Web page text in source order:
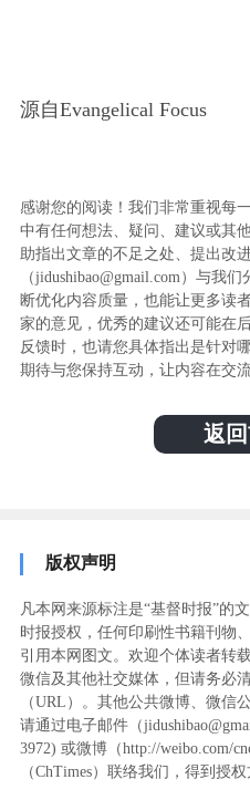
源自Evangelical Focus
感谢您的阅读！我们非常重视每
中有任何想法、疑问、建议或其
助指出文章的不足之处、提出改
（jidushibao@gmail.com）与我
断优化内容质量，也能让更多读
家的意见，优秀的建议还可能在
反馈时，也请您具体指出是针对
期待与您保持互动，让内容在交
返
版权声明
凡本网来源标注是“基督时报”的
时报授权，任何印刷性书籍刊物
引用本网图文。欢迎个体读者转
微信及其他社交媒体，但请务必
（URL）。其他公共微博、微信
请通过电子邮件（
3972) ‬或微博（http://weibo.com/
（ChTimes）联络我们，得到授